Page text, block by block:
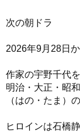
次の朝ドラ
2026年9月28日
作家の宇野千代
明治・大正・昭
（はの・たま）
ヒロインは石橋